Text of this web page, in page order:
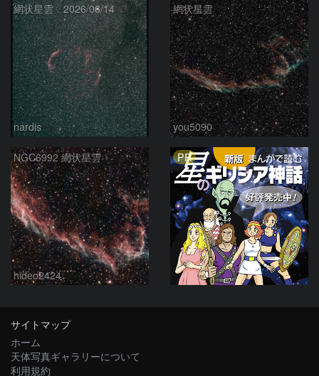
網状星雲 2026/06/14
nardis
網状星雲
you5090
NGC6992 網状星雲
hideo2424
PR
サイトマップ
ホーム
天体写真ギャラリーについて
利用規約